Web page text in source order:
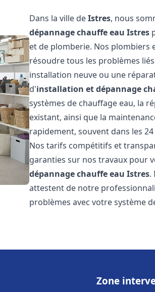
Dans la ville deIstres, nous
dépannage chauffe eau Istres
et de plomberie. Nos
résoudre tous les problèmes
installation neuve ou une
d'installation et dépannage
systèmes de chauffage eau, la
existant, ainsi que la
rapidement, souvent dans les
Nos tarifs compétitifs et
garanties sur nos travaux pour
dépannage chauffe eau Istres.
attestent de notre
problèmes avec votre système
Zone